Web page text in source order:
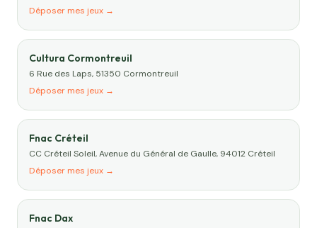
Déposer mes jeux →
Cultura Cormontreuil
6 Rue des Laps, 51350 Cormontreuil
Déposer mes jeux →
Fnac Créteil
CC Créteil Soleil, Avenue du Général de Gaulle, 94012 Créteil
Déposer mes jeux →
Fnac Dax